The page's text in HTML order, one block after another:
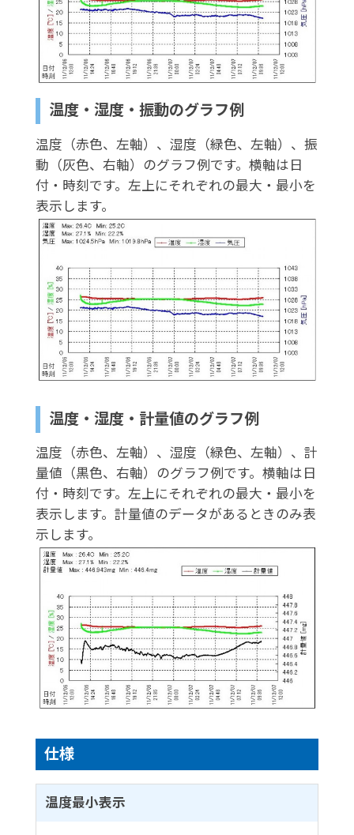
温度・湿度・振動のグラフ例
温度（赤色、左軸）、湿度（緑色、左軸）、振
動（灰色、右軸）のグラフ例です。横軸は日
付・時刻です。左上にそれぞれの最大・最小を
表示します。
温度・湿度・計量値のグラフ例
温度（赤色、左軸）、湿度（緑色、左軸）、計
量値（黒色、右軸）のグラフ例です。横軸は日
付・時刻です。左上にそれぞれの最大・最小を
表示します。計量値のデータがあるときのみ表
示します。
仕様
温度最小表示